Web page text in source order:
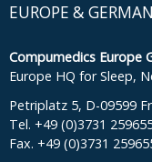
EUROPE &
Compumedics Europe
Europe HQ for Sleep,
Petriplatz 5, D-09599
Tel. +49 (0)3731
Fax. +49 (0)3731